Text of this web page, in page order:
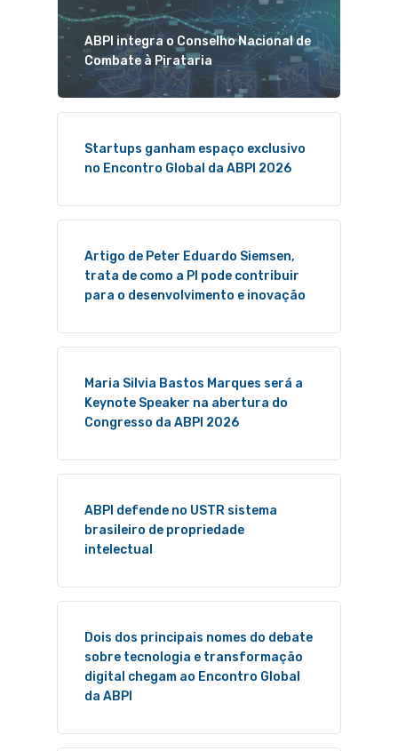
ABPI integra o Conselho Nacional de
Combate à Pirataria
Startups ganham espaço exclusivo
no Encontro Global da ABPI 2026
Artigo de Peter Eduardo Siemsen,
trata de como a PI pode contribuir
para o desenvolvimento e inovação
Maria Silvia Bastos Marques será a
Keynote Speaker na abertura do
Congresso da ABPI 2026
ABPI defende no USTR sistema
brasileiro de propriedade
intelectual
Dois dos principais nomes do debate
sobre tecnologia e transformação
digital chegam ao Encontro Global
da ABPI